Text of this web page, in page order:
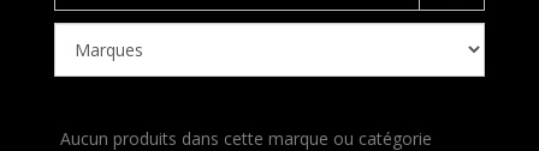
Aucun produits dans cette marque ou catégorie